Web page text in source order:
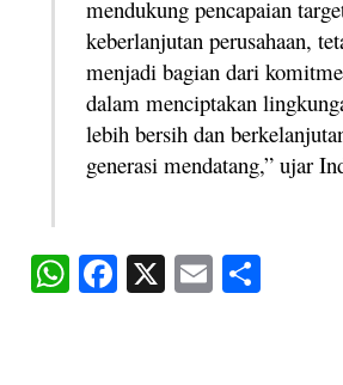
mendukung pencapaian
keberlanjutan perusahaan,
menjadi bagian dari
dalam menciptakan
lebih bersih dan
generasi mendatang,” ujar
W Fa X E